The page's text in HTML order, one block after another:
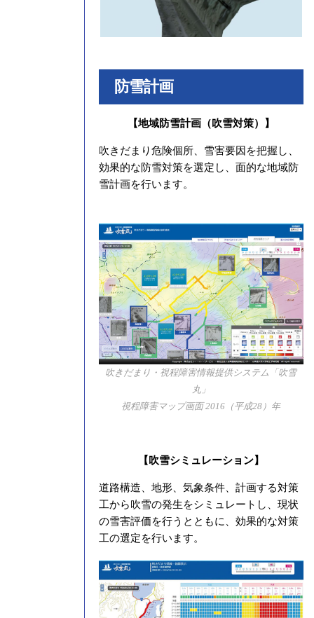
防雪計画
【地域防雪計画（吹雪対策）】
吹きだまり危険個所、雪害要因を把握し、
効果的な防雪対策を選定し、面的な地域防
雪計画を行います。
吹きだまり・視程障害情報提供システム「吹雪
丸」
視程障害マップ画面 2016（平成28）年
【吹雪シミュレーション】
道路構造、地形、気象条件、計画する対策
工から吹雪の発生をシミュレートし、現状
の雪害評価を行うとともに、効果的な対策
工の選定を行います。